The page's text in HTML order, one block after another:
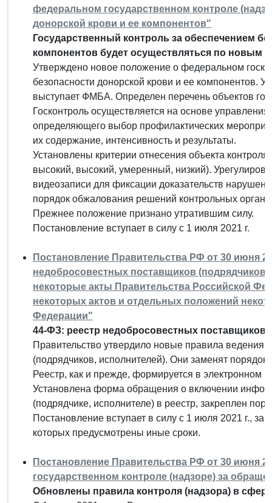
федеральном государственном контроле
донорской крови и ее компонентов"
Государственный контроль за обеспечением
компонентов будет осуществляться по новым
Утверждено новое положение о федеральном
безопасности донорской крови и ее компонентов.
выступает ФМБА. Определен перечень объектов
Госконтроль осуществляется на основе
определяющего выбор профилактических
их содержание, интенсивность и результаты.
Установлены критерии отнесения объекта
высокий, высокий, умеренный, низкий).
видеозаписи для фиксации доказательств
порядок обжалования решений контрольных
Прежнее положение признано утратившим силу.
Постановление вступает в силу с 1 июля 2021 г.
Постановление Правительства РФ от 30 июня
недобросовестных поставщиков
некоторые акты Правительства Российской
некоторых актов и отдельных положений
Федерации"
44-ФЗ: реестр недобросовестных поставщиков
Правительство утвердило новые правила ведения
(подрядчиков, исполнителей). Они заменят
Реестр, как и прежде, формируется в электронном
Установлена форма обращения о включении
(подрядчике, исполнителе) в реестр, закреплен
Постановление вступает в силу с 1 июля 2021 г.,
которых предусмотрены иные сроки.
Постановление Правительства РФ от 30 июня
государственном контроле (надзоре) за
Обновлены правила контроля (надзора) в